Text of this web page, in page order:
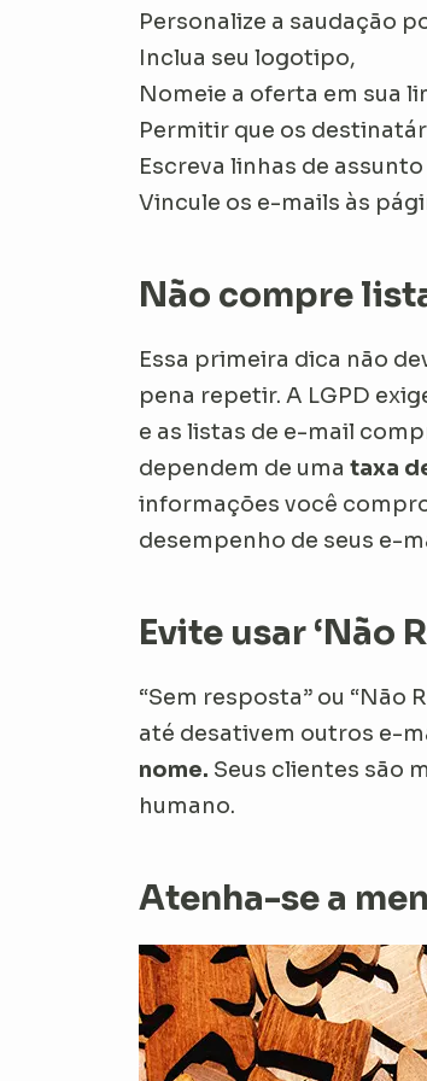
Personalize a saudação
Inclua seu logotipo,
Nomeie a oferta em sua
Permitir que os
Escreva linhas de
Vincule os e-mails às
Não compre
Essa primeira dica não
pena repetir. A LGPD
e as listas de e-mail
dependem de uma taxa
informações você
desempenho de seus e-
Evite usar ‘Não
“Sem resposta” ou “Não
até desativem outros e-
nome. Seus clientes são
humano.
Atenha-se a